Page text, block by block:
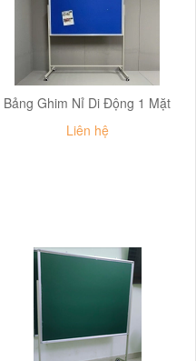
Bảng Ghim Nỉ Di Động 1 Mặt
Liên hệ